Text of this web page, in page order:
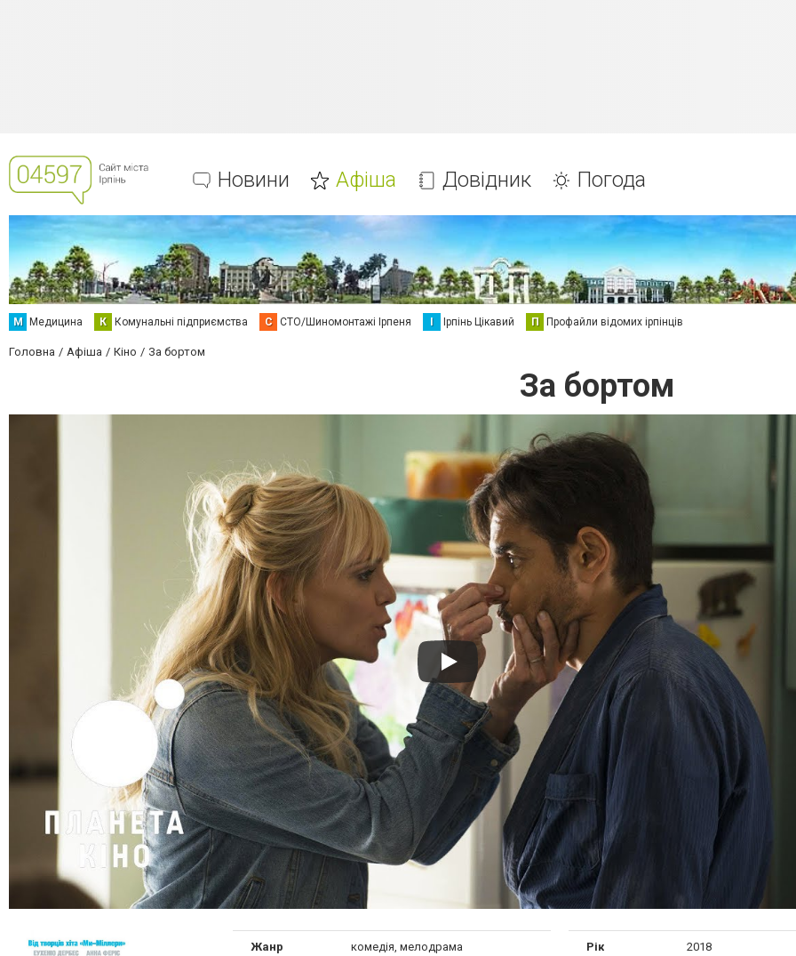
Новини Афіша Довідник Погода
М Медицина К Комунальні підприємства С СТО/Шиномонтажі Ірпеня І Ірпінь Цікавий П Профайли відомих ірпінців
Головна Афіша Кіно За бортом
За бортом
Жанр комедія, мелодрама Рік 2018